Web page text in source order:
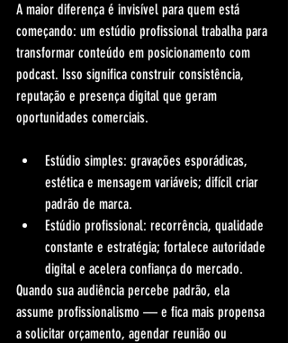
A maior diferença é invisível para quem está
começando: um estúdio profissional trabalha para
transformar conteúdo em posicionamento com
podcast. Isso significa construir consistência,
reputação e presença digital que geram
oportunidades comerciais.
Estúdio simples: gravações esporádicas,
estética e mensagem variáveis; difícil criar
padrão de marca.
Estúdio profissional: recorrência, qualidade
constante e estratégia; fortalece autoridade
digital e acelera confiança do mercado.
Quando sua audiência percebe padrão, ela
assume profissionalismo — e fica mais propensa
a solicitar orçamento, agendar reunião ou